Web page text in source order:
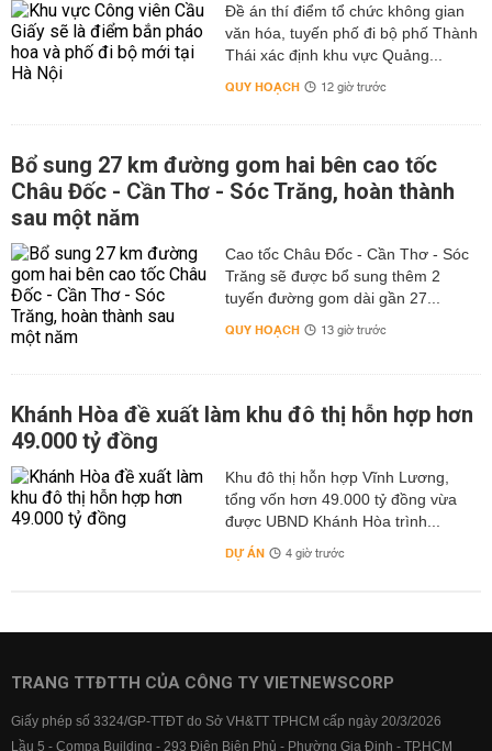
Đề án thí điểm tổ chức không gian
văn hóa, tuyến phố đi bộ phố Thành
Thái xác định khu vực Quảng...
QUY HOẠCH 12 giờ trước
Bổ sung 27 km đường gom hai bên cao tốc
Châu Đốc - Cần Thơ - Sóc Trăng, hoàn thành
sau một năm
Cao tốc Châu Đốc - Cần Thơ - Sóc
Trăng sẽ được bổ sung thêm 2
tuyến đường gom dài gần 27...
QUY HOẠCH 13 giờ trước
Khánh Hòa đề xuất làm khu đô thị hỗn hợp hơn
49.000 tỷ đồng
Khu đô thị hỗn hợp Vĩnh Lương,
tổng vốn hơn 49.000 tỷ đồng vừa
được UBND Khánh Hòa trình...
DỰ ÁN 4 giờ trước
TRANG TTĐTTH CỦA CÔNG TY VIETNEWSCORP
Giấy phép số 3324/GP-TTĐT do Sở VH&TT TPHCM cấp ngày 20/3/2026
Lầu 5 - Compa Building - 293 Điện Biên Phủ - Phường Gia Định - TP.HCM